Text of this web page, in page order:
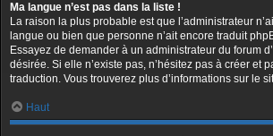
Ma langue n’est pas dans la liste !
La raison la plus probable est que l’administrateur
langue ou bien que personne n’ait encore traduit
Essayez de demander à un administrateur du forum
désirée. Si elle n’existe pas, n’hésitez pas à créer et
traduction. Vous trouverez plus d’informations sur le
Haut